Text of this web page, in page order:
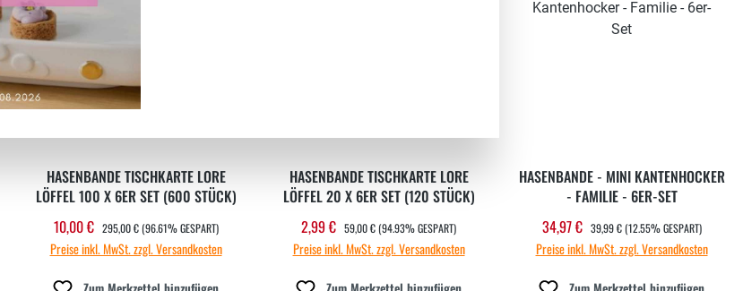
HASENBANDE TISCHKARTE LORE
LÖFFEL 100 X 6ER SET (600 STÜCK)
Verkaufspreis:
10,00 € REGULÄRER PREIS:
295,00 € (96.61% GESPART)
Preise inkl. MwSt. zzgl. Versandkosten
HASENBANDE TISCHKARTE LORE
LÖFFEL 20 X 6ER SET (120 STÜCK)
Verkaufspreis:
2,99 € REGULÄRER PREIS:
59,00 €(94.93% GESPART)
Preise inkl. MwSt. zzgl. Versandkosten
HASENBANDE - MINI KANTENHOCKER
- FAMILIE - 6ER-SET
Verkaufspreis:
34,97 € REGULÄRER PREIS:
39,99 € (12.55% GESPART)
Preise inkl. MwSt. zzgl. Versandkosten